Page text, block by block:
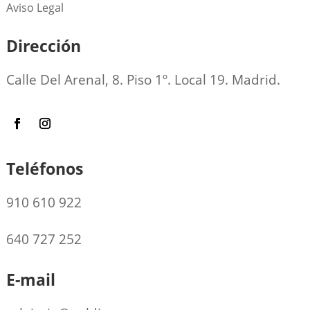
Aviso Legal
Dirección
Calle Del Arenal, 8. Piso 1º. Local 19. Madrid.
Teléfonos
910 610 922
640 727 252
E-mail